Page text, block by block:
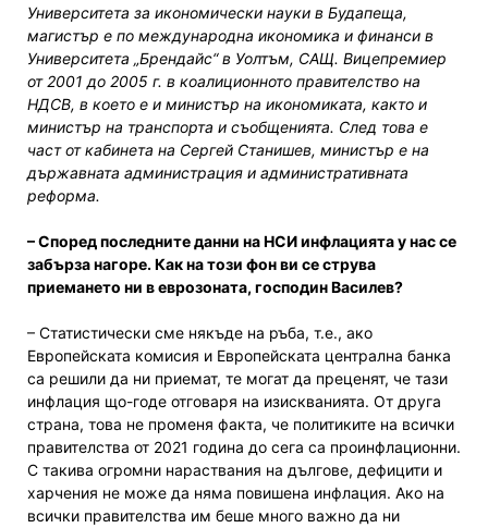
Университета за икономически науки в Будапеща,
магистър е по международна икономика и финанси в
Университета „Брендайс“ в Уолтъм, САЩ. Вицепремиер
от 2001 до 2005 г. в коалиционното правителство на
НДСВ, в което е и министър на икономиката, както и
министър на транспорта и съобщенията. След това е
част от кабинета на Сергей Станишев, министър е на
държавната администрация и административната
реформа.
– Според последните данни на НСИ инфлацията у нас се
забърза нагоре. Как на този фон ви се струва
приемането ни в еврозоната, господин Василев?
– Статистически сме някъде на ръба, т.е., ако
Европейската комисия и Европейската централна банка
са решили да ни приемат, те могат да преценят, че тази
инфлация що-годе отговаря на изискванията. От друга
страна, това не променя факта, че политиките на всички
правителства от 2021 година до сега са проинфлационни.
С такива огромни нараствания на дългове, дефицити и
харчения не може да няма повишена инфлация. Ако на
всички правителства им беше много важно да ни